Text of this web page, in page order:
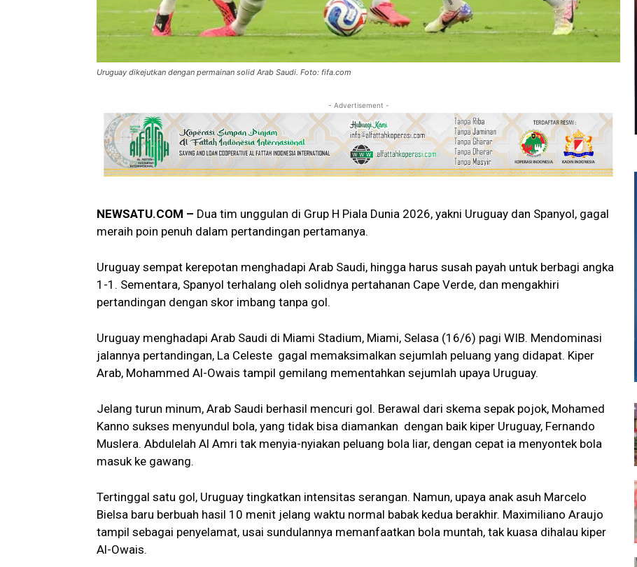
Uruguay dikejutkan dengan permainan solid Arab Saudi. Foto: fifa.com
- Advertisement -
NEWSATU.COM – Dua tim unggulan di Grup H Piala Dunia 2026, yakni Uruguay dan Spanyol, gagal
meraih poin penuh dalam pertandingan pertamanya.
Uruguay sempat kerepotan menghadapi Arab Saudi, hingga harus susah payah untuk berbagi angka
1-1. Sementara, Spanyol terhalang oleh solidnya pertahanan Cape Verde, dan mengakhiri
pertandingan dengan skor imbang tanpa gol.
Uruguay menghadapi Arab Saudi di Miami Stadium, Miami, Selasa (16/6) pagi WIB. Mendominasi
jalannya pertandingan, La Celeste gagal memaksimalkan sejumlah peluang yang didapat. Kiper
Arab, Mohammed Al-Owais tampil gemilang mementahkan sejumlah upaya Uruguay.
Jelang turun minum, Arab Saudi berhasil mencuri gol. Berawal dari skema sepak pojok, Mohamed
Kanno sukses menyundul bola, yang tidak bisa diamankan dengan baik kiper Uruguay, Fernando
Muslera. Abdulelah Al Amri tak menyia-nyiakan peluang bola liar, dengan cepat ia menyontek bola
masuk ke gawang.
Tertinggal satu gol, Uruguay tingkatkan intensitas serangan. Namun, upaya anak asuh Marcelo
Bielsa baru berbuah hasil 10 menit jelang waktu normal babak kedua berakhir. Maximiliano Araujo
tampil sebagai penyelamat, usai sundulannya memanfaatkan bola muntah, tak kuasa dihalau kiper
Al-Owais.